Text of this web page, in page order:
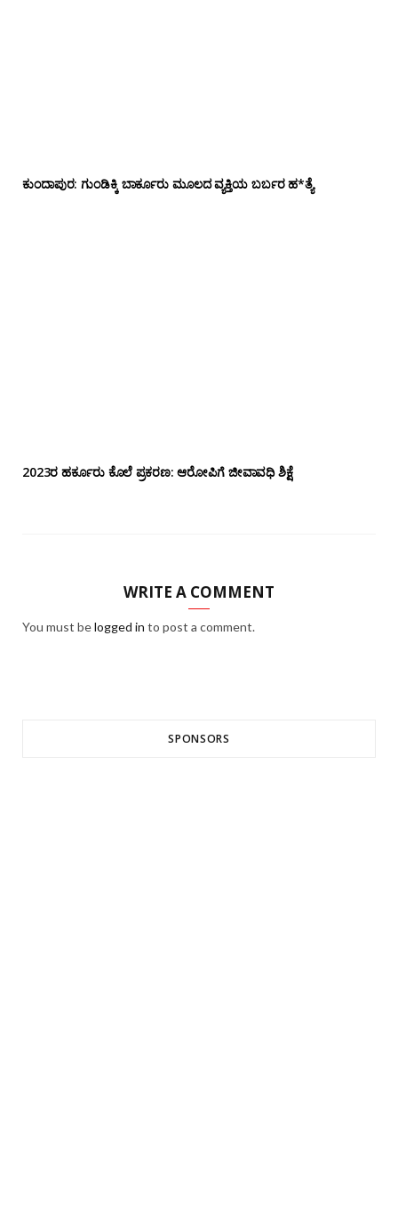
ಕುಂದಾಪುರ: ಗುಂಡಿಕ್ಕಿ ಬಾರ್ಕೂರು‌ ಮೂಲದ ವ್ಯಕ್ತಿಯ ಬರ್ಬರ ಹ*ತ್ಯೆ
2023ರ ಹರ್ಕೂರು ಕೊಲೆ ಪ್ರಕರಣ: ಆರೋಪಿಗೆ ಜೀವಾವಧಿ ಶಿಕ್ಷೆ
WRITE A COMMENT
You must belogged in to post a comment.
SPONSORS